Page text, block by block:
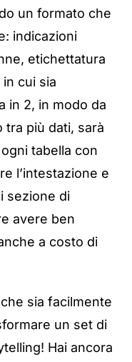
un formato che
indicazioni
etichettatura
cui sia
in 2, in modo da
più dati, sarà
tabella con
l’intestazione e
sezione di
avere ben
a costo di
sia facilmente
un set di
Hai ancora